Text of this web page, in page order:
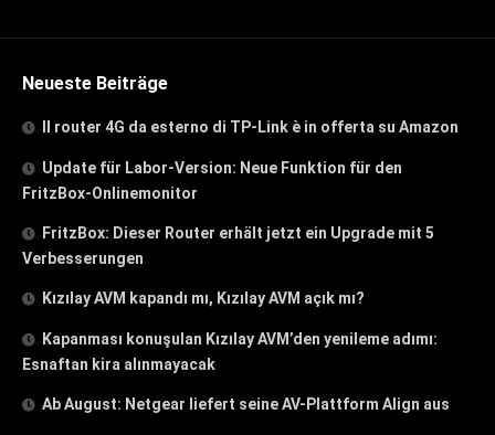
Neueste Beiträge
Il router 4G da esterno di TP-Link è in offerta su Amazon
Update für Labor-Version: Neue Funktion für den
FritzBox-Onlinemonitor
FritzBox: Dieser Router erhält jetzt ein Upgrade mit 5
Verbesserungen
Kızılay AVM kapandı mı, Kızılay AVM açık mı?
Kapanması konuşulan Kızılay AVM’den yenileme adımı:
Esnaftan kira alınmayacak
Ab August: Netgear liefert seine AV-Plattform Align aus